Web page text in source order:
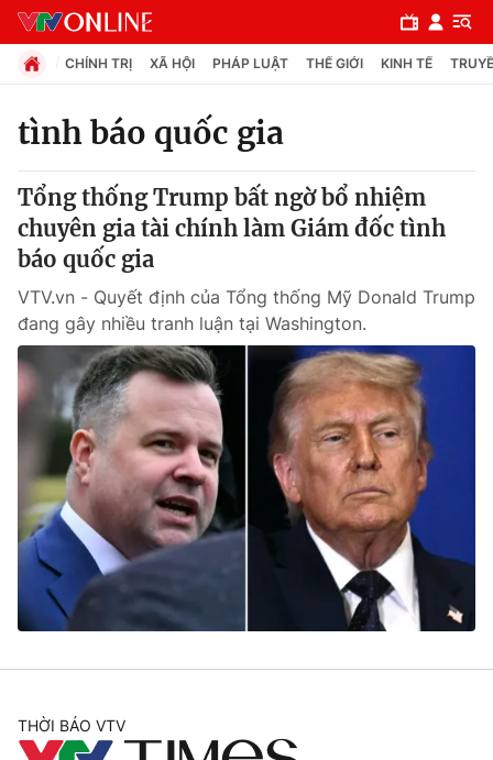
Chuyên mục
Chính trị
Pháp luật
Y tế
Thế giới
Tin tức
Thế giới đó đây
Câu chuyện quốc tế
Kinh tế
Tài chính
Thị trường
Góc doanh nghiệp
Dữ liệu và đời sống
Truyền hình
Phim VTV
Hậu trường
Giải trí
CHÍNH TRỊ XÃ HỘI PHÁP LUẬT THẾ GIỚI KINH TẾ
tình báo quốc gia
Tổng thống Trump bất ngờ bổ nhiệm
chuyên gia tài chính làm Giám đốc tình
báo quốc gia
VTV.vn - Quyết định của Tổng thống Mỹ Donald Trump
đang gây nhiều tranh luận tại Washington.
THỜI BÁO VTV